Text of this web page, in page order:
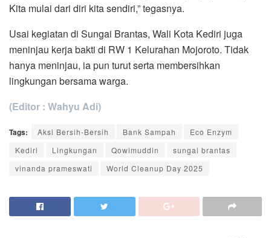
Kita mulai dari diri kita sendiri,” tegasnya.
Usai kegiatan di Sungai Brantas, Wali Kota Kediri juga
meninjau kerja bakti di RW 1 Kelurahan Mojoroto. Tidak
hanya meninjau, ia pun turut serta membersihkan
lingkungan bersama warga.
(Editor : Wahyu Adi)
Tags: Aksi Bersih-Bersih Bank Sampah
Eco Enzym
Kediri
Lingkungan Qowimuddin
sungai brantas
vinanda prameswati
World Cleanup Day 2025